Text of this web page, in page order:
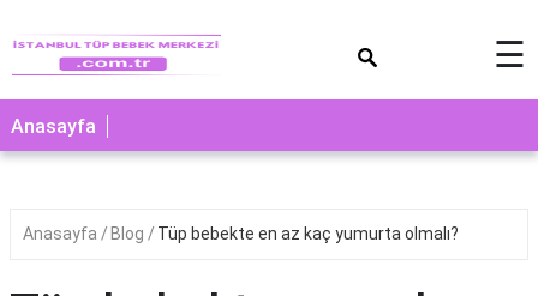
☰
Anasayfa
Anasayfa Blog Tüp bebekte en az kaç yumurta olmalı?